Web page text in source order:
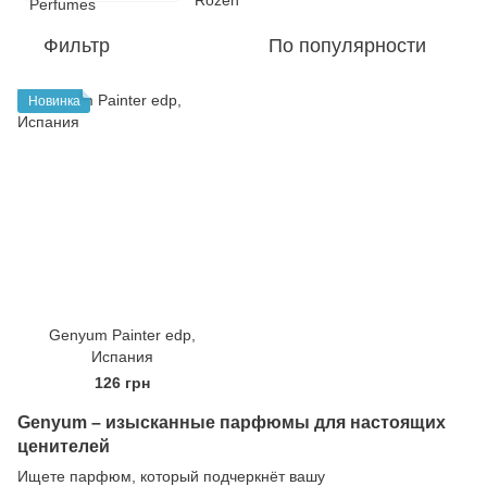
Фильтр По популярности
Новинка
Genyum Painter edp,
Испания
126 грн
Genyum – изысканные парфюмы для настоящих
ценителей
Ищете парфюм, который подчеркнёт вашу